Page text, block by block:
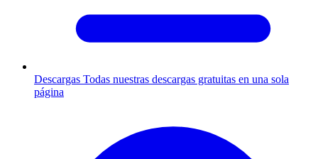
Descargas Todas nuestras descargas gratuitas en una sola
página